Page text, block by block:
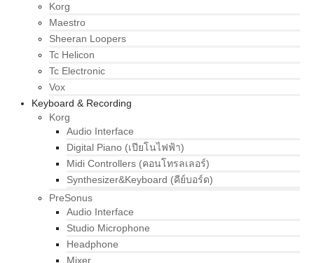
Korg
Maestro
Sheeran Loopers
Tc Helicon
Tc Electronic
Vox
Keyboard & Recording
Korg
Audio Interface
Digital Piano (เปียโนไฟฟ้า)
Midi Controllers (คอนโทรลเลอร์)
Synthesizer&Keyboard (คีย์บอร์ด)
PreSonus
Audio Interface
Studio Microphone
Headphone
Mixer